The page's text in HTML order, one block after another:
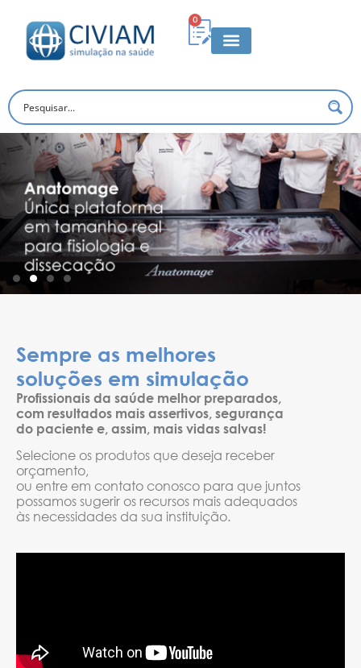
0
Sempre as melhores
soluções em simulação
Profissionais da saúde melhor preparados,
com resultados mais assertivos, segurança
do paciente e, assim, mais vidas salvas!
Selecione os produtos que deseja receber
orçamento,
ou entre em contato conosco para que juntos
possamos sugerir os recursos mais adequados
às necessidades da sua instituição.